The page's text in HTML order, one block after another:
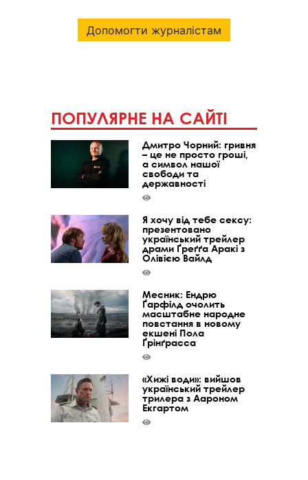
Допомогти журналістам
ПОПУЛЯРНЕ НА САЙТІ
Дмитро Чорний: гривня
– це не просто гроші,
а символ нашої
свободи та
державності
Я хочу від тебе сексу:
презентовано
український трейлер
драми Ґреґґа Аракі з
Олівією Вайлд
Месник: Ендрю
Ґарфілд очолить
масштабне народне
повстання в новому
екшені Пола
Ґрінґрасса
«Хижі води»: вийшов
український трейлер
трилера з Аароном
Екгартом